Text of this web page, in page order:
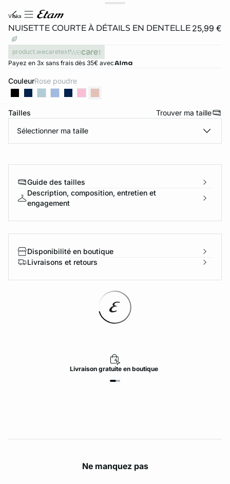
vicka
NUISETTE COURTE À DÉTAILS EN DENTELLE 25,99 €
product.wecaretext
Payez en 3x sans frais dès 35€ avec
Couleur rose poudre
Tailles Trouver ma taille
Sélectionner ma taille
Guide des tailles
Description, composition, entretien et
engagement
Disponibilité en boutique
Livraisons et retours
Livraisongratuiteen boutique
Ne manquez pas